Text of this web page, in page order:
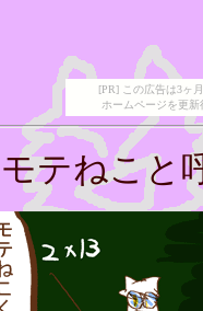
[PR] この広告は3ヶ
ホームページを更
モテねこと